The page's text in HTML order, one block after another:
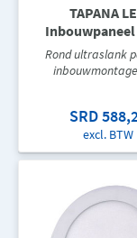
TAPANA
Inbouwpaneel
Rond ultraslank
SRD
excl. BTW